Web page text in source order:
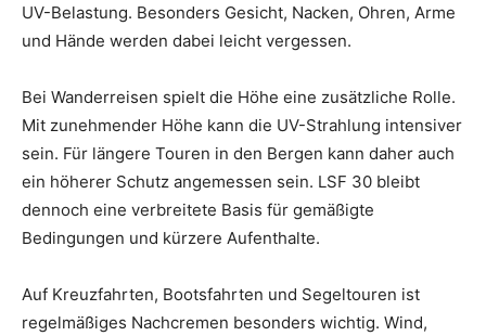
UV-Belastung. Besonders Gesicht, Nacken, Ohren, Arme
und Hände werden dabei leicht vergessen.
Bei Wanderreisen spielt die Höhe eine zusätzliche Rolle.
Mit zunehmender Höhe kann die UV-Strahlung intensiver
sein. Für längere Touren in den Bergen kann daher auch
ein höherer Schutz angemessen sein. LSF 30 bleibt
dennoch eine verbreitete Basis für gemäßigte
Bedingungen und kürzere Aufenthalte.
Auf Kreuzfahrten, Bootsfahrten und Segeltouren ist
regelmäßiges Nachcremen besonders wichtig. Wind,